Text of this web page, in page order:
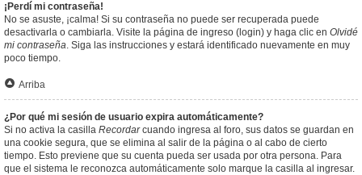
¡Perdí mi contraseña!
No se asuste, ¡calma! Si su contraseña no puede ser recuperada puede
desactivarla o cambiarla. Visite la página de ingreso (login) y haga clic en Olvidé
mi contraseña. Siga las instrucciones y estará identificado nuevamente en muy
poco tiempo.
Arriba
¿Por qué mi sesión de usuario expira automáticamente?
Si no activa la casilla Recordarcuando ingresa al foro, sus datos se guardan en
una cookie segura, que se elimina al salir de la página o al cabo de cierto
tiempo. Esto previene que su cuenta pueda ser usada por otra persona. Para
que el sistema le reconozca automáticamente solo marque la casilla al ingresar.